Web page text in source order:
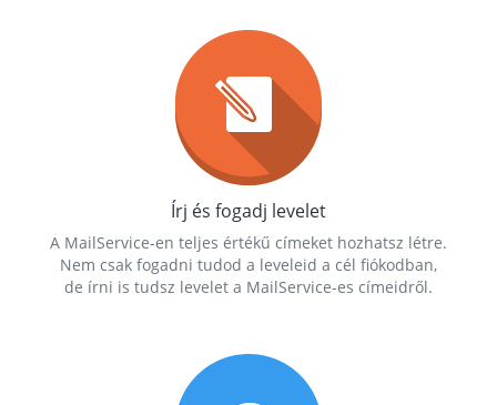
Írj és fogadj levelet
A MailService-en teljes értékű címeket hozhatsz létre.
Nem csak fogadni tudod a leveleid a cél fiókodban,
de írni is tudsz levelet a MailService-es címeidről.